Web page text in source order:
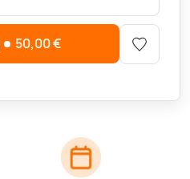
50,00€